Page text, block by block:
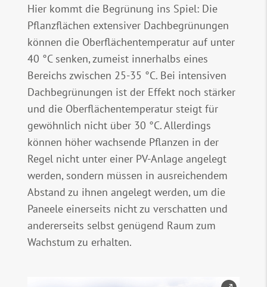
Hier kommt die Begrünung ins Spiel: Die
Pflanzflächen extensiver Dachbegrünungen
können die Oberflächentemperatur auf unter
40 °C senken, zumeist innerhalbs eines
Bereichs zwischen 25-35 °C. Bei intensiven
Dachbegrünungen ist der Effekt noch stärker
und die Oberflächentemperatur steigt für
gewöhnlich nicht über 30 °C. Allerdings
können höher wachsende Pflanzen in der
Regel nicht unter einer PV-Anlage angelegt
werden, sondern müssen in ausreichendem
Abstand zu ihnen angelegt werden, um die
Paneele einerseits nicht zu verschatten und
andererseits selbst genügend Raum zum
Wachstum zu erhalten.